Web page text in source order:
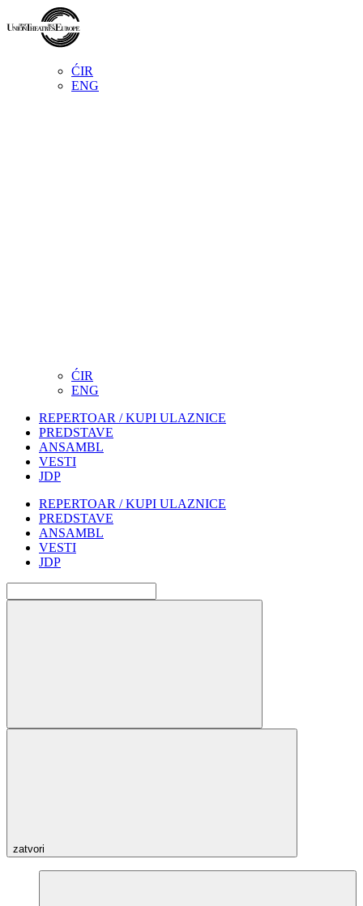
ĆIR
ENG
ĆIR
ENG
REPERTOAR / KUPI ULAZNICE
PREDSTAVE
ANSAMBL
VESTI
JDP
REPERTOAR / KUPI ULAZNICE
PREDSTAVE
ANSAMBL
VESTI
JDP
zatvori